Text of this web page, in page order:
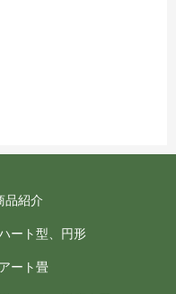
品紹介
ート型、円形
ート畳